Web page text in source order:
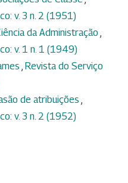
v. 3 n. 2 (1951)
da Administração ,
v. 1 n. 1 (1949)
, Revista do Serviço
de atribuições ,
v. 3 n. 2 (1952)